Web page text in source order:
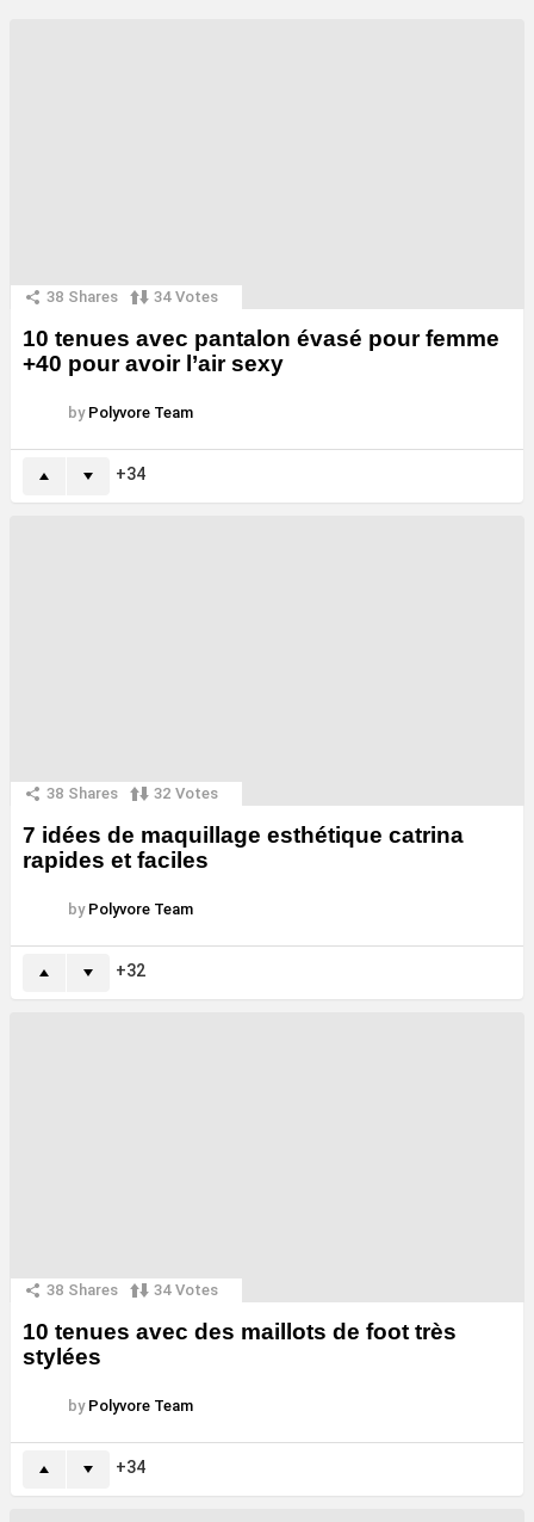
38 Shares 34 Votes
10 tenues avec pantalon évasé pour femme
+40 pour avoir l’air sexy
by Polyvore Team
34
38 Shares 32 Votes
7 idées de maquillage esthétique catrina
rapides et faciles
by Polyvore Team
32
38 Shares 34 Votes
10 tenues avec des maillots de foot très
stylées
by Polyvore Team
34